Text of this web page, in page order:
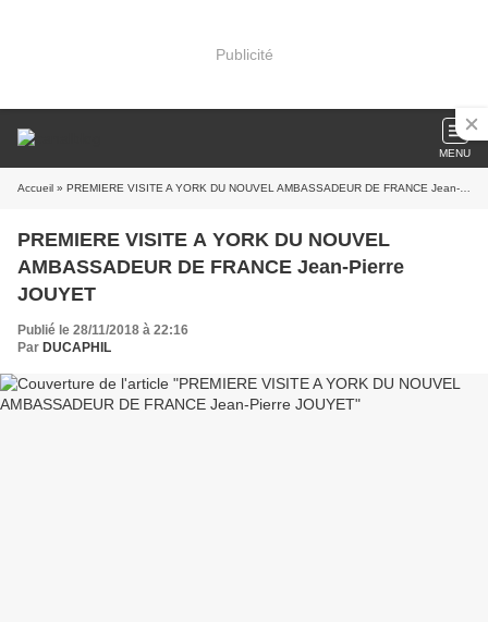
Publicité
MENU
Accueil » PREMIERE VISITE A YORK DU NOUVEL AMBASSADEUR DE FRANCE Jean-Pierre JOUYET
PREMIERE VISITE A YORK DU NOUVEL
AMBASSADEUR DE FRANCE Jean-Pierre
JOUYET
Publié le 28/11/2018 à 22:16
Par DUCAPHIL